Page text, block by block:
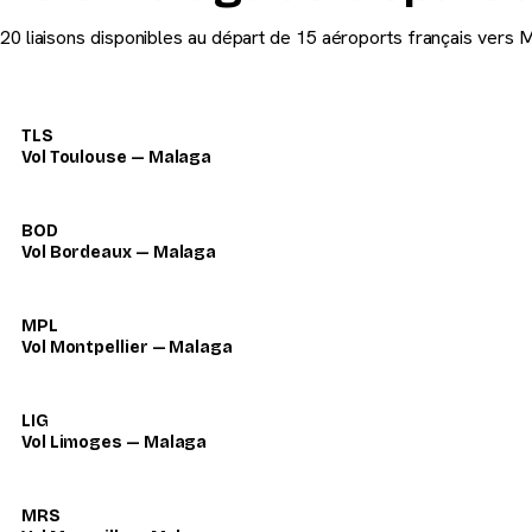
20 liaisons disponibles au départ de 15 aéroports français vers
TLS
Vol Toulouse — Malaga
BOD
Vol Bordeaux — Malaga
MPL
Vol Montpellier — Malaga
LIG
Vol Limoges — Malaga
MRS